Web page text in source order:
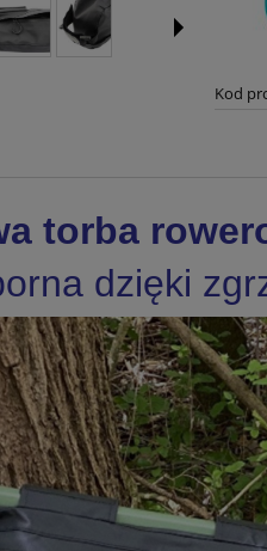
Kod
torba
dzięki